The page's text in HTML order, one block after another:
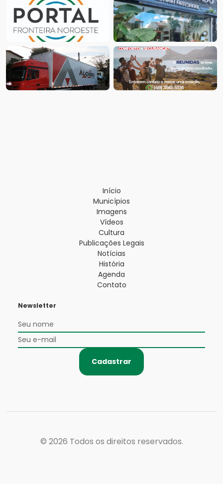
Início
Municípios
Imagens
Vídeos
Cultura
Publicações Legais
Notícias
História
Agenda
Contato
Newsletter
Cadastrar
© 2026 Todos os direitos reservados.